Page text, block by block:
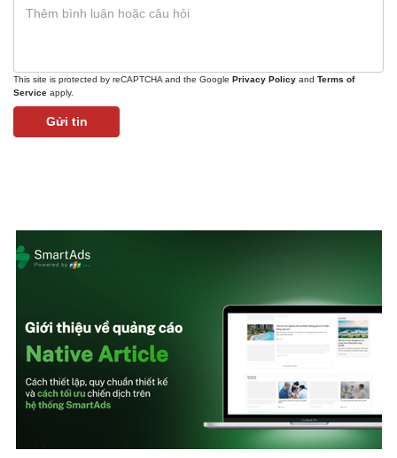
Bất động sản
Khởi nghiệp
Tiêu dùng
Tỷ giá
Chứng khoán
This site is protected by reCAPTCHA and the Google Privacy Policy and Terms of
Service apply.
Gửi tin